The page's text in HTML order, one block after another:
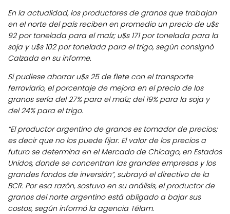
En la actualidad, los productores de granos que trabajan
en el norte del país reciben en promedio un precio de u$s
92 por tonelada para el maíz; u$s 171 por tonelada para la
soja y u$s 102 por tonelada para el trigo, según consignó
Calzada en su informe.
Si pudiese ahorrar u$s 25 de flete con el transporte
ferroviario, el porcentaje de mejora en el precio de los
granos sería del 27% para el maíz; del 19% para la soja y
del 24% para el trigo.
“El productor argentino de granos es tomador de precios;
es decir que no los puede fijar. El valor de los precios a
futuro se determina en el Mercado de Chicago, en Estados
Unidos, donde se concentran las grandes empresas y los
grandes fondos de inversión”, subrayó el directivo de la
BCR. Por esa razón, sostuvo en su análisis, el productor de
granos del norte argentino está obligado a bajar sus
costos, según informó la agencia Télam.